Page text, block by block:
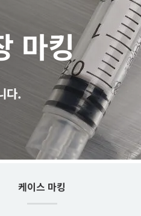
마킹
다.
케이스 마킹